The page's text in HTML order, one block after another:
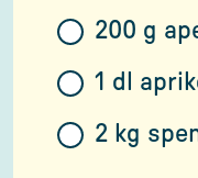
200 g
1 dl
2 kg